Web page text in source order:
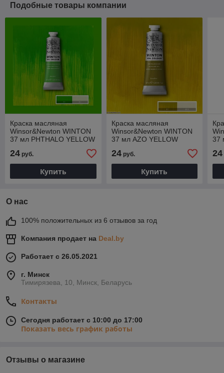
Подобные товары компании
Краска масляная
Winsor&Newton WINTON
37 мл PHTHALO YELLOW
24 руб.
Купить
Краска масляная
Winsor&Newton WINTON
37 мл AZO YELLOW
24руб.
Купить
37
24
О нас
100% положительных из 6 отзывов за год
Компания продает на Deal.by
Работает с 26.05.2021
г. Минск
Тимирязева, 10, Минск, Беларусь
Контакты
Сегодня работает с 10:00 до 17:00
Показать весь график работы
Отзывы о магазине